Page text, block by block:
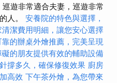
遊非常適合夫妻，巡遊非常
人。 安養院的特色與選擇，
清潔費用明細，讓您安心選擇
靠的辦桌外燴推薦，完美呈現
的朋友提供有效的輔助設備
撐多久，確保修復效果 廚房
高效 下午茶外燴，為您帶來